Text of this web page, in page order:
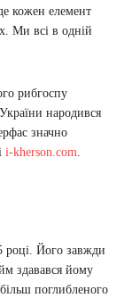
кожен елемент
Ми всі в одній
рибгоспу
народився
значно
i-kherson.com.
році. Його завжди
здавався йому
поглибленого